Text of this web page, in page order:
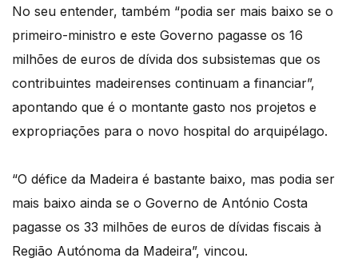
No seu entender, também “podia ser mais baixo se o
primeiro-ministro e este Governo pagasse os 16
milhões de euros de dívida dos subsistemas que os
contribuintes madeirenses continuam a financiar”,
apontando que é o montante gasto nos projetos e
expropriações para o novo hospital do arquipélago.
“O défice da Madeira é bastante baixo, mas podia ser
mais baixo ainda se o Governo de António Costa
pagasse os 33 milhões de euros de dívidas fiscais à
Região Autónoma da Madeira”, vincou.